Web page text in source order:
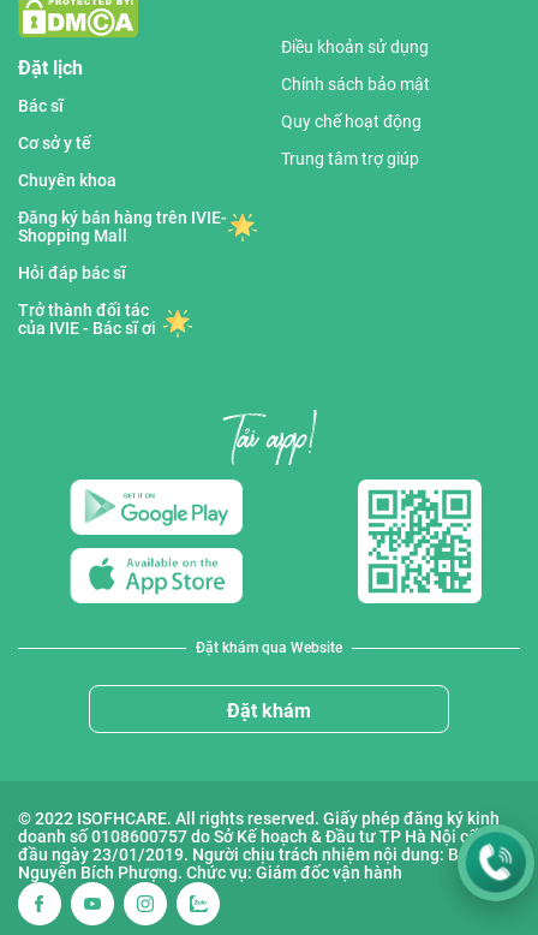
Đặt lịch
Bác sĩ
Cơ sở y tế
Chuyên khoa
Đăng ký bán hàng trên IVIE-
Shopping Mall
Hỏi đáp bác sĩ
Trở thành đối tác
của IVIE - Bác sĩ ơi
Điều khoản sử dụng
Chính sách bảo mật
Quy chế hoạt động
Trung tâm trợ giúp
Đặt khám qua Website
Đặt khám
© 2022 ISOFHCARE. All rights reserved. Giấy phép đăng ký kinh
doanh số 0108600757 do Sở Kế hoạch & Đầu tư TP Hà Nội cấp lần
đầu ngày 23/01/2019. Người chịu trách nhiệm nội dung: Bà
Nguyễn Bích Phượng. Chức vụ: Giám đốc vận hành